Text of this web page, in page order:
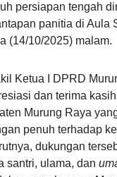
persiapan tengah
panitia di Aula
(14/10/2025) malam.
Ketua I DPRD
dan terima
Murung Raya
penuh terhadap
dukungan
santri, ulama, dan